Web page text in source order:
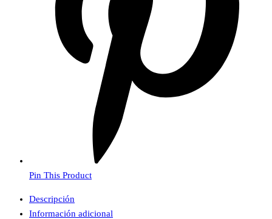
Pin This Product
Descripción
Información adicional